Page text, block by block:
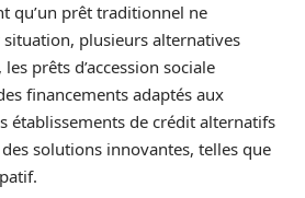
qu’un prêt traditionnel ne
plusieurs alternatives
prêts d’accession sociale
financements adaptés aux
établissements de crédit alternatifs
solutions innovantes, telles que